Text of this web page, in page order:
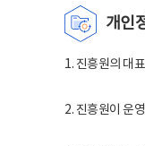
개인
1. 진흥원의 대
2. 진흥원이 운